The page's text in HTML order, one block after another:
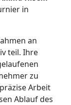
in
an
teil. Ihre
zu
Arbeit
Ablauf des